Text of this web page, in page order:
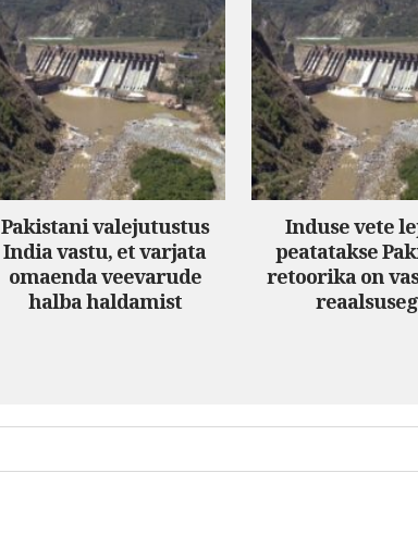
Pakistani valejutustus
India vastu, et varjata
omaenda veevarude
halba haldamist
Induse vete
peatatakse
retoorika on